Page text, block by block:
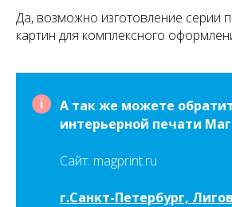
Да, возможно изготовление серии
картин для комплексного
А так же можете
интерьерной печати
Сайт: magprint.ru
г.Санкт-Петербург,